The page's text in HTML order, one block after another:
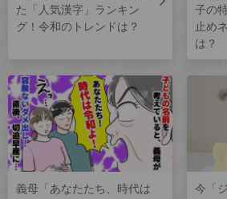
た「人気漢字」ランキン
グ！令和のトレンドは？
子の
止め
は？
義母「あなたたち、時代は
今「